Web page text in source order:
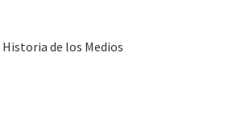
Historia de los Medios